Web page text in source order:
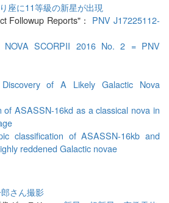
座に11等級の新星が出現
Followup Reports"： PNV J17225112-
NOVA SCORPII 2016 No. 2 = PNV
of A Likely Galactic Nova
of ASASSN-16kd as a classical nova in
classification of ASASSN-16kb and
reddened Galactic novae
さん撮影